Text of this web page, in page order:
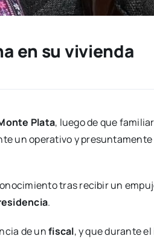
en su vivienda
Plata, luego de que
un operativo y
tras recibir un
.
de unfiscal, y que durante